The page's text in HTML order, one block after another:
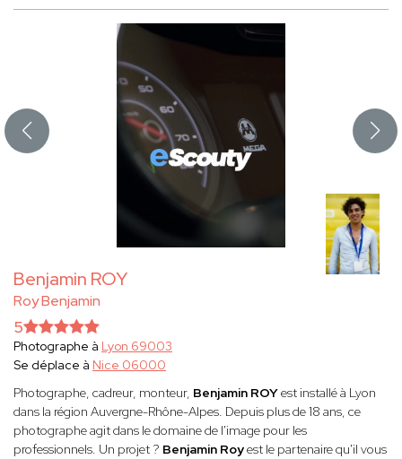
Benjamin ROY
Roy Benjamin
5
Photographe à Lyon 69003
Se déplace à Nice 06000
Photographe, cadreur, monteur, Benjamin ROYest installé à Lyon
dans la région Auvergne-Rhône-Alpes. Depuis plus de 18 ans, ce
photographe agit dans le domaine de l'image pour les
professionnels. Un projet ? Benjamin Royest le partenaire qu'il vous